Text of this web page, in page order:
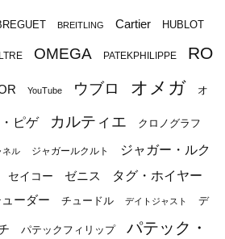
BREITLING Cartier HUBLOT
OMEGA PATEKPHILIPPE
RO
YouTube ウブロ オメガ オ
ピゲ カルティエ クロノグラフ
ネル ジャガールクルト
ジャガー・ルク
セイコー ゼニス タグ・ホイヤー
ーダー チュードル デイトジャスト デ
パテックフィリップ
パテック・